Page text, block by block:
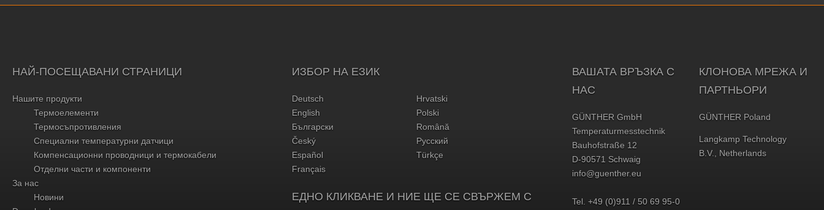
НАЙ-ПОСЕЩАВАНИ СТРАНИЦИ
Нашите продукти
Термоелементи
Термосъпротивления
Специални температурни датчици
Компенсационни проводници и термокабели
Отделни части и компоненти
За нас
Новини
ИЗБОР НА ЕЗИК
Deutsch
English
Български
Český
Español
Français
Hrvatski
Polski
Română
Русский
Türkçe
ЕДНО КЛИКВАНЕ И НИЕ ЩЕ СЕ СВЪРЖЕМ С
ВАШАТА ВРЪЗКА С
НАС
GÜNTHER GmbH
Temperaturmesstechnik
Bauhofstraße 12
D-90571 Schwaig
info@guenther.eu
Tel. +49 (0)911 / 50 69 95-0
КЛОНОВА МРЕЖА И
ПАРТНЬОРИ
GÜNTHER Poland
Langkamp Technology
B.V., Netherlands